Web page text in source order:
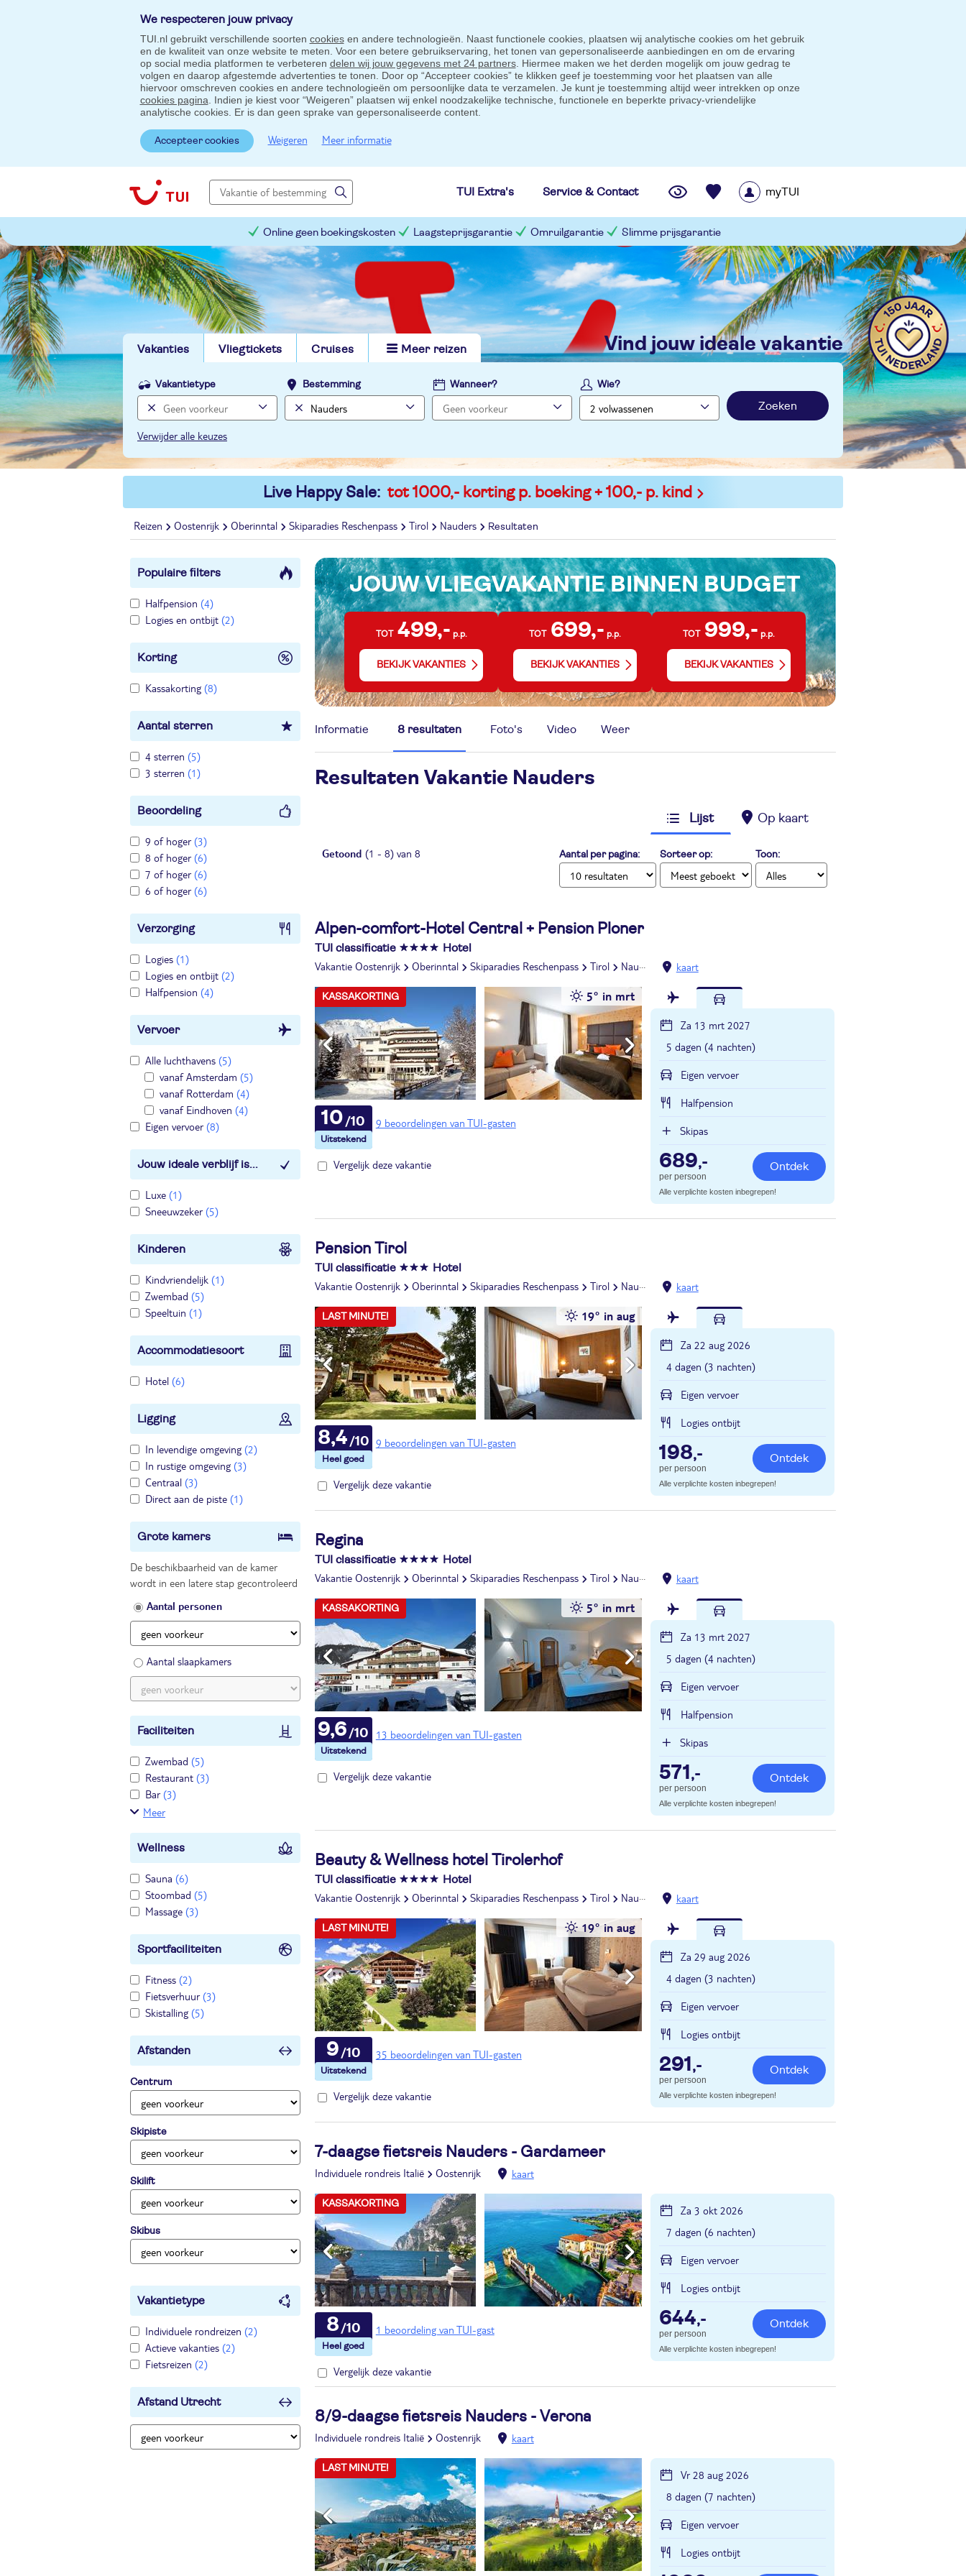
We respecteren jouw privacy
TUI.nl gebruikt verschillende soorten cookiesen andere technologieën. Naast functionele cookies, plaatsen wij analytische cookies om het gebruik
en de kwaliteit van onze website te meten. Voor een betere gebruikservaring, het tonen van gepersonaliseerde aanbiedingen en om de ervaring
op social media platformen te verbeteren delen wij jouw gegevens met 24 partners. Hiermee maken we het derden mogelijk om jouw gedrag te
volgen en daarop afgestemde advertenties te tonen. Door op “Accepteer cookies” te klikken geef je toestemming voor het plaatsen van alle
hiervoor omschreven cookies en andere technologieën om persoonlijke data te verzamelen. Je kunt je toestemming altijd weer intrekken op onze
cookies pagina . Indien je kiest voor “Weigeren” plaatsen wij enkel noodzakelijke technische, functionele en beperkte privacy-vriendelijke
analytische cookies. Er is dan geen sprake van gepersonaliseerde content.
Accepteer cookies Weigeren Meer informatie
TUI Extra's Service & Contact myTUI
Online geen boekingskosten Laagsteprijsgarantie Omruilgarantie Slimme prijsgarantie
Vakanties Vliegtickets Cruises Meer reizen vind jouw ideale vakantie
Vakantietype Bestemming Wanneer? Wie?
Zoeken
Verwijder alle keuzes
Live Happy Sale: tot 1000,- korting p. boeking + 100,- p. kind
Reizen Oostenrijk Oberinntal Skiparadies Reschenpass Tirol Nauders Resultaten
Populaire filters
Halfpension (4)
Logies en ontbijt (2)
Korting
Kassakorting (8)
Aantal sterren
4 sterren (5)
3 sterren (1)
Beoordeling
9 of hoger(3)
8 of hoger(6)
7 of hoger(6)
6 of hoger(6)
Verzorging
Logies (1)
Logies en ontbijt (2)
Halfpension (4)
Vervoer
Alle luchthavens (5)
vanaf Amsterdam (5)
vanaf Rotterdam (4)
vanaf Eindhoven (4)
Eigen vervoer(8)
Jouw ideale verblijf is...
Luxe (1)
Sneeuwzeker(5)
Kinderen
Kindvriendelijk (1)
Zwembad (5)
Speeltuin (1)
Accommodatiesoort
Hotel (6)
Ligging
In levendige omgeving (2)
In rustige omgeving (3)
Centraal (3)
Direct aan de piste (1)
Grote kamers
De beschikbaarheid van de kamer
wordt in een latere stap gecontroleerd
Aantal personen
Aantal slaapkamers
Faciliteiten
Zwembad (5)
Restaurant (3)
Bar(3)
Meer
Wellness
Sauna (6)
Stoombad (5)
Massage (3)
Sportfaciliteiten
Fitness (2)
Fietsverhuur(3)
Skistalling (5)
Afstanden
Centrum
Skipiste
Skilift
Skibus
Vakantietype
Individuele rondreizen (2)
Actieve vakanties (2)
Fietsreizen (2)
Afstand Utrecht
JOUW VLIEGVAKANTIE BINNEN BUDGET
TOT 499,- p.p.
BEKIJK VAKANTIES
TOT 699,- p.p.
BEKIJK VAKANTIES
TOT 999,- p.p.
BEKIJK VAKANTIES
Informatie 8 resultaten Foto's Video Weer
Resultaten Vakantie Nauders
Lijst Op kaart
Getoond (1 - 8) van 8 Aantal per pagina: Sorteer op: Toon:
Alpen-comfort-Hotel Central + Pension Ploner
TUI classificatie Hotel
Vakantie Oostenrijk Oberinntal Skiparadies Reschenpass Tirol Nauders kaart
5° in mrt
KASSAKORTING
9 beoordelingen van TUI-gasten
10
Vergelijk deze vakantie
Za 13 mrt 2027
5 dagen (4 nachten)
Eigen vervoer
Halfpension
Skipas
689,-
per persoon
Ontdek
Alle verplichte kosten inbegrepen!
Pension Tirol
TUI classificatie Hotel
Vakantie Oostenrijk Oberinntal Skiparadies Reschenpass Tirol Nauders kaart
19° in aug
LAST MINUTE!
9 beoordelingen van TUI-gasten
8,4
Vergelijk deze vakantie
Za 22 aug 2026
4 dagen (3 nachten)
Eigen vervoer
Logies ontbijt
198,-
per persoon
Ontdek
Alle verplichte kosten inbegrepen!
Regina
TUI classificatie Hotel
Vakantie Oostenrijk Oberinntal Skiparadies Reschenpass Tirol Nauders kaart
5° in mrt
KASSAKORTING
13 beoordelingen van TUI-gasten
9,6
Vergelijk deze vakantie
Za 13 mrt 2027
5 dagen (4 nachten)
Eigen vervoer
Halfpension
Skipas
571 ,-
per persoon
Ontdek
Alle verplichte kosten inbegrepen!
Beauty & Wellness hotel Tirolerhof
TUI classificatie Hotel
Vakantie Oostenrijk Oberinntal Skiparadies Reschenpass Tirol Nauders kaart
19° in aug
LAST MINUTE!
35 beoordelingen van TUI-gasten
9
Vergelijk deze vakantie
Za 29 aug 2026
4 dagen (3 nachten)
Eigen vervoer
Logies ontbijt
291 ,-
per persoon
Ontdek
Alle verplichte kosten inbegrepen!
7-daagse fietsreis Nauders - Gardameer
Individuele rondreis Italië Oostenrijk kaart
KASSAKORTING
1 beoordeling van TUI-gast
8
Vergelijk deze vakantie
Za 3 okt 2026
7 dagen (6 nachten)
Eigen vervoer
Logies ontbijt
644,-
per persoon
Ontdek
Alle verplichte kosten inbegrepen!
8/9-daagse fietsreis Nauders - Verona
Individuele rondreis Italië Oostenrijk kaart
LAST MINUTE!
Vr 28 aug 2026
8 dagen (7 nachten)
Eigen vervoer
Logies ontbijt